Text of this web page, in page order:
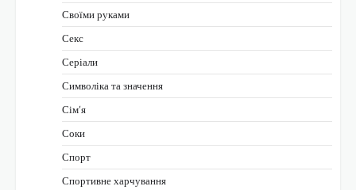
Своїми руками
Секс
Серіали
Символіка та значення
Сім’я
Соки
Спорт
Спортивне харчування